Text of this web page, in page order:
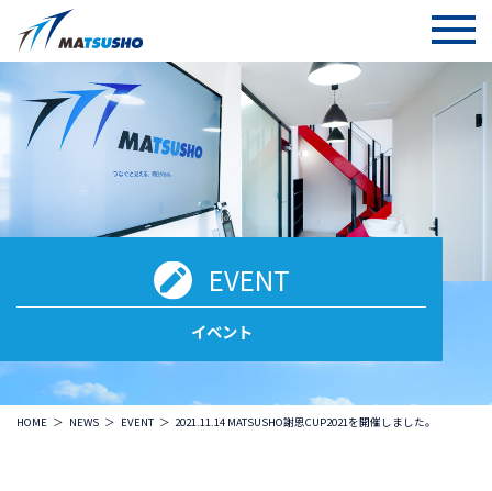
EVENT
イベント
HOME NEWS EVENT 2021.11.14 MATSUSHO謝恩CUP2021を開催しました。